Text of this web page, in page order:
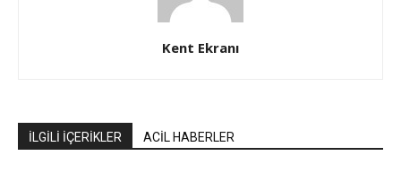
Kent Ekranı
İLGİLİ İÇERİKLER ACİL HABERLER